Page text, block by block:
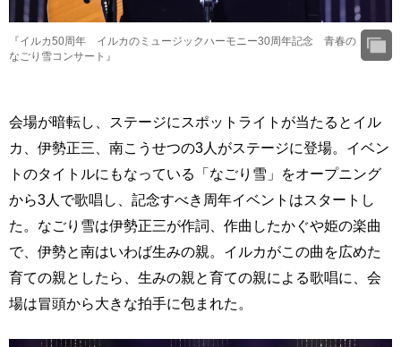
『イルカ50周年 イルカのミュージックハーモニー30周年記念 青春の
なごり雪コンサート』
会場が暗転し、ステージにスポットライトが当たるとイル
カ、伊勢正三、南こうせつの3人がステージに登場。イベン
トのタイトルにもなっている「なごり雪」をオープニング
から3人で歌唱し、記念すべき周年イベントはスタートし
た。なごり雪は伊勢正三が作詞、作曲したかぐや姫の楽曲
で、伊勢と南はいわば生みの親。イルカがこの曲を広めた
育ての親としたら、生みの親と育ての親による歌唱に、会
場は冒頭から大きな拍手に包まれた。